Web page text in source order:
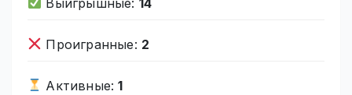
Проигранные: 2
Активные:1